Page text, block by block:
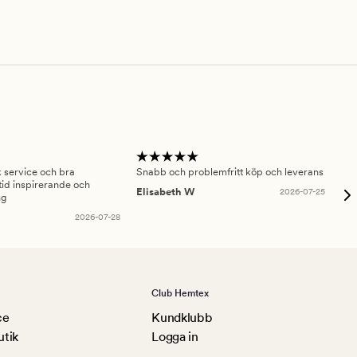
service och bra
inspirerande och
2026-07-28
Snabb och problemfritt köp och leverans
Elisabeth W
2026-07-25
Club Hemtex
Kundklubb
Logga in